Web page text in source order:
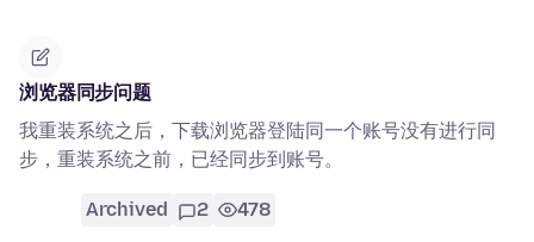
浏览器同步问题
我重装系统之后，下载浏览器登陆同一个账号没有进行同
步，重装系统之前，已经同步到账号。
Archived 2 478